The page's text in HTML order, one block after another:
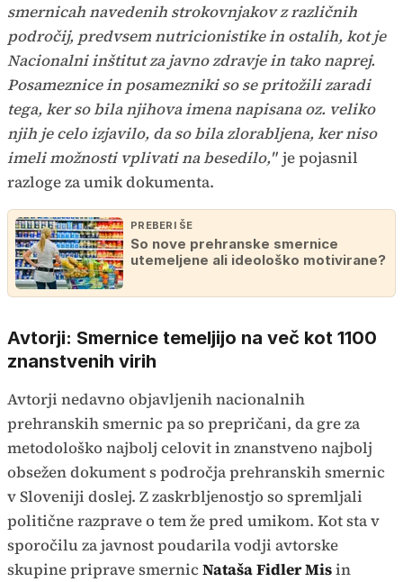
smernicah navedenih strokovnjakov z različnih
področij, predvsem nutricionistike in ostalih, kot je
Nacionalni inštitut za javno zdravje in tako naprej.
Posameznice in posamezniki so se pritožili zaradi
tega, ker so bila njihova imena napisana oz. veliko
njih je celo izjavilo, da so bila zlorabljena, ker niso
imeli možnosti vplivati na besedilo," je pojasnil
razloge za umik dokumenta.
PREBERI ŠE
So nove prehranske smernice
utemeljene ali ideološko motivirane?
Avtorji: Smernice temeljijo na več kot 1100
znanstvenih virih
Avtorji nedavno objavljenih nacionalnih
prehranskih smernic pa so prepričani, da gre za
metodološko najbolj celovit in znanstveno najbolj
obsežen dokument s področja prehranskih smernic
v Sloveniji doslej. Z zaskrbljenostjo so spremljali
politične razprave o tem že pred umikom. Kot sta v
sporočilu za javnost poudarila vodji avtorske
skupine priprave smernicNataša Fidler Misin